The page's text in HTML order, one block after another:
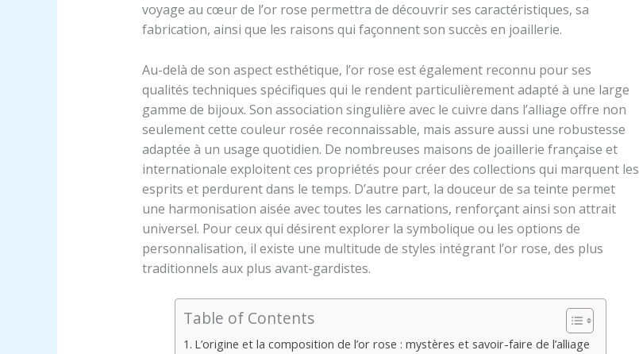
voyage au cœur de l’or rose permettra de découvrir ses caractéristiques, sa
fabrication, ainsi que les raisons qui façonnent son succès en joaillerie.
Au-delà de son aspect esthétique, l’or rose est également reconnu pour ses
qualités techniques spécifiques qui le rendent particulièrement adapté à une large
gamme de bijoux. Son association singulière avec le cuivre dans l’alliage offre non
seulement cette couleur rosée reconnaissable, mais assure aussi une robustesse
adaptée à un usage quotidien. De nombreuses maisons de joaillerie française et
internationale exploitent ces propriétés pour créer des collections qui marquent les
esprits et perdurent dans le temps. D’autre part, la douceur de sa teinte permet
une harmonisation aisée avec toutes les carnations, renforçant ainsi son attrait
universel. Pour ceux qui désirent explorer la symbolique ou les options de
personnalisation, il existe une multitude de styles intégrant l’or rose, des plus
traditionnels aux plus avant-gardistes.
Table of Contents
L’origine et la composition de l’or rose : mystères et savoir-faire de l’alliage